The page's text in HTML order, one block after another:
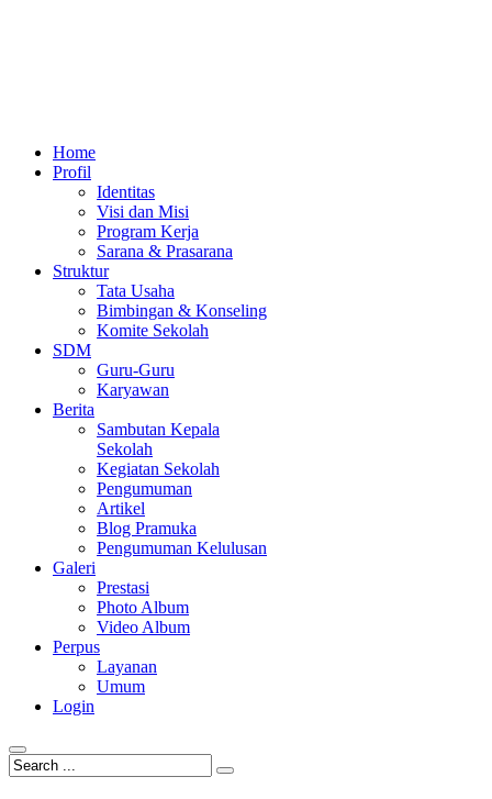
Home
Profil
Identitas
Visi dan Misi
Program Kerja
Sarana & Prasarana
Struktur
Tata Usaha
Bimbingan & Konseling
Komite Sekolah
SDM
Guru-Guru
Karyawan
Berita
Sambutan Kepala
Sekolah
Kegiatan Sekolah
Pengumuman
Artikel
Blog Pramuka
Pengumuman Kelulusan
Galeri
Prestasi
Photo Album
Video Album
Perpus
Layanan
Umum
Login